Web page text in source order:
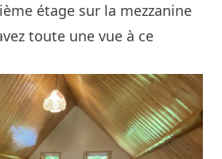
étage sur la mezzanine
toute une vue à ce